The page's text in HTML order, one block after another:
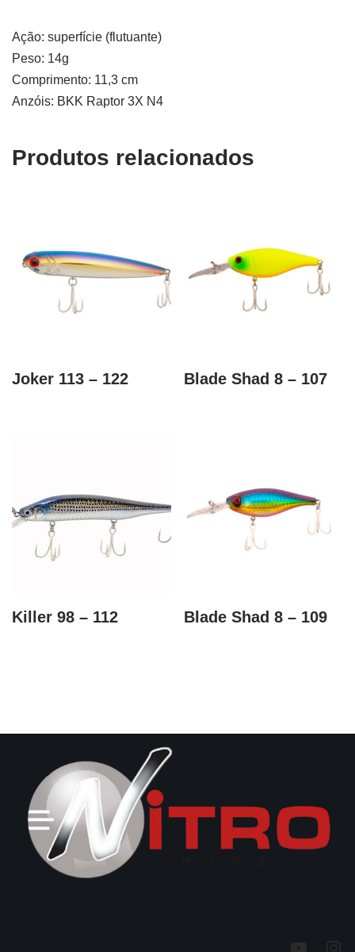
Ação: superfície (flutuante)
Peso: 14g
Comprimento: 11,3 cm
Anzóis: BKK Raptor 3X N4
Produtos relacionados
Joker 113 – 122 Blade Shad 8 – 107
Killer 98 – 112 Blade Shad 8 – 109